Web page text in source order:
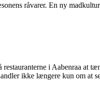
råvarer. En ny
i Aabenraa at
ikke længere kun om at